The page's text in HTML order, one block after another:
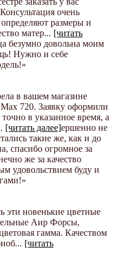
очень
размеры и
матер... [читать
безумно довольна моим
Нужно и себе
»
в вашем магазине
720. Заявку оформили
в указанное время, а
[читать далее]ершенно не
такие же, как и до
спасибо огромное за
же за качество
удовольствием буду и
»
эти новенькие цветные
Аир Форсы,
гамма. Качеством
... [читать